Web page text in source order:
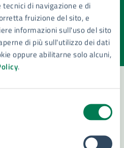
di navigazione e di
fruizione del sito, e
informazioni sull'uso del sito
di più sull'utilizzo dei dati
oppure abilitarne solo alcuni,
.
informazioni su questa
(da 1 a 5 stelle)
per valutare la chiarezza delle
su 5
su 5